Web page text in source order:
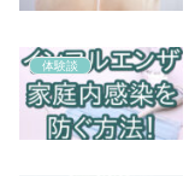
体験談